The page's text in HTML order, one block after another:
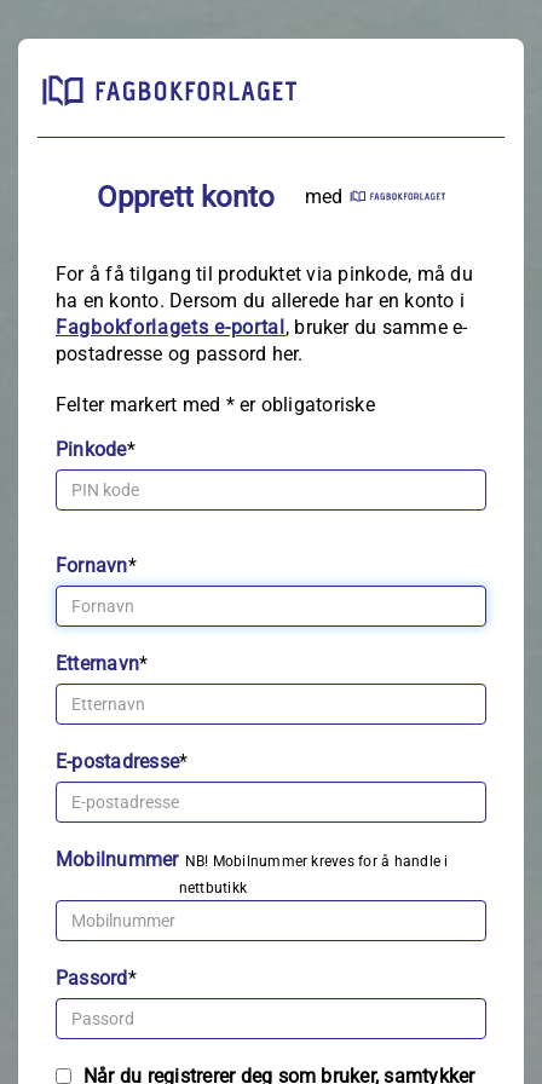
Opprett konto med
For å få tilgang til produktet via pinkode, må du
ha en konto. Dersom du allerede har en konto i
Fagbokforlagets e‑portal, bruker du samme e-
postadresse og passord her.
Felter markert med *er obligatoriske
Pinkode*
Fornavn*
Etternavn*
E-postadresse*
Mobilnummer NB! Mobilnummer kreves for å handle i
nettbutikk
Passord*
Når du registrerer deg som bruker, samtykker